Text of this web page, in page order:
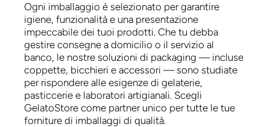
Ogni imballaggio è selezionato per garantire
igiene, funzionalità e una presentazione
impeccabile dei tuoi prodotti. Che tu debba
gestire consegne a domicilio o il servizio al
banco, le nostre soluzioni di packaging — incluse
coppette, bicchieri e accessori — sono studiate
per rispondere alle esigenze di gelaterie,
pasticcerie e laboratori artigianali. Scegli
GelatoStore come partner unico per tutte le tue
forniture di imballaggi di qualità.